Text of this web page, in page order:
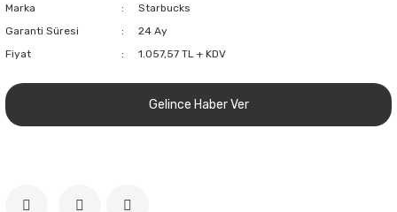
Marka
Starbucks
Garanti Süresi
24 Ay
Fiyat
1.057,57 TL + KDV
Gelince Haber Ver